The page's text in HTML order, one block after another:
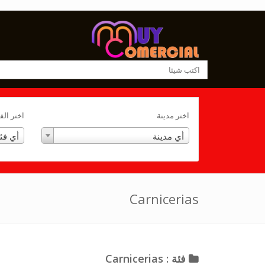
اختر مدينة
أي مدينة
اختر
أي
Carnicerias
فئة : Carnicerias